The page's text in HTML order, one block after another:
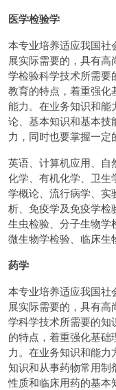
医学检验学
本专业培养适应我国社
展实际需要的，具有
学检验科学技术所需要
教育的特点，着重强化
能力。在业务知识和能
论、基本知识和基本技
力，同时也要掌握一定
英语、计算机应用、自
化学、有机化学、卫生
学概论、流行病学、实
析、免疫学及免疫学检
生虫检验、分子生物学
微生物学检验、临床生
药学
本专业培养适应我国社
展实际需要的，具有
学科学技术所需要的知
的特点，着重强化基
力。在业务知识和能
知识和从事药物常用制
性质和临床用药的基本